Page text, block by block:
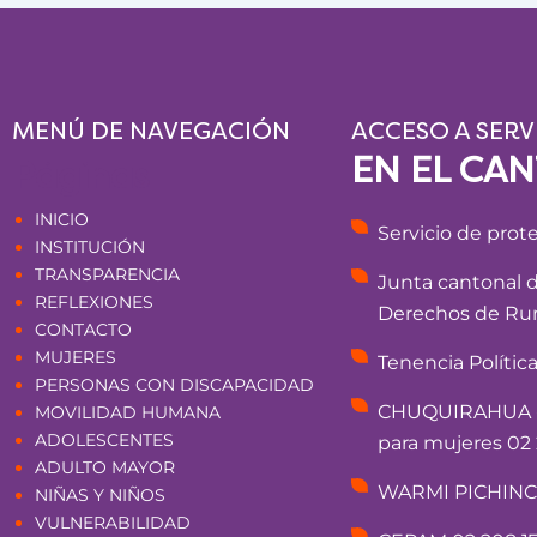
MENÚ DE NAVEGACIÓN
INICIO
INSTITUCIÓN
TRANSPARENCIA
REFLEXIONES
CONTACTO
MUJERES
PERSONAS CON DISCAPACIDAD
MOVILIDAD HUMANA
ADOLESCENTES
ADULTO MAYOR
NIÑAS Y NIÑOS
VULNERABILIDAD
ACCESO A
EN EL
Servicio de
Junta cantonal
Derechos de
Tenencia
para mujeres 02
WARMI